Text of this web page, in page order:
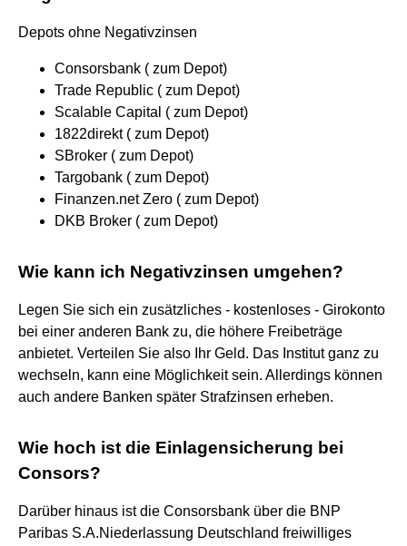
Depots ohne Negativzinsen
Consorsbank ( zum Depot)
Trade Republic ( zum Depot)
Scalable Capital ( zum Depot)
1822direkt ( zum Depot)
SBroker ( zum Depot)
Targobank ( zum Depot)
Finanzen.net Zero ( zum Depot)
DKB Broker ( zum Depot)
Wie kann ich Negativzinsen umgehen?
Legen Sie sich ein zusätzliches - kostenloses - Girokonto
bei einer anderen Bank zu, die höhere Freibeträge
anbietet. Verteilen Sie also Ihr Geld. Das Institut ganz zu
wechseln, kann eine Möglichkeit sein. Allerdings können
auch andere Banken später Strafzinsen erheben.
Wie hoch ist die Einlagensicherung bei
Consors?
Darüber hinaus ist die Consorsbank über die BNP
Paribas S.A.Niederlassung Deutschland freiwilliges